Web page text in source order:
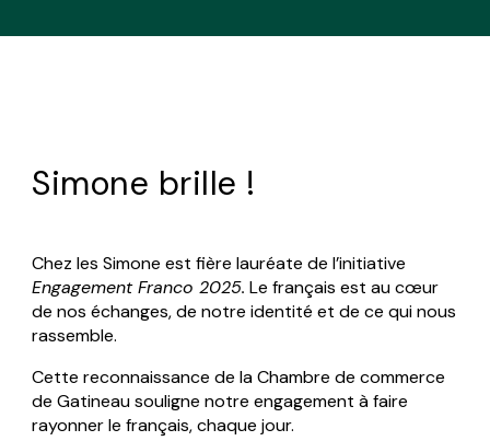
Simone brille !
Chez les Simone est fière lauréate de l’initiative
Engagement Franco 2025. Le français est au cœur
de nos échanges, de notre identité et de ce qui nous
rassemble.
Cette reconnaissance de la Chambre de commerce
de Gatineau souligne notre engagement à faire
rayonner le français, chaque jour.